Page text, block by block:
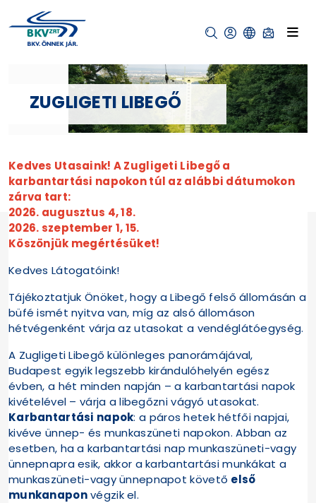
ZUGLIGETI LIBEGŐ
Kedves Utasaink! A Zugligeti Libegő a
karbantartási napokon túl az alábbi dátumokon
zárva tart:
2026. augusztus 4, 18.
2026. szeptember 1, 15.
Köszönjük megértésüket!
Kedves Látogatóink!
Tájékoztatjuk Önöket, hogy a Libegő felső állomásán a
büfé ismét nyitva van, míg az alsó állomáson
hétvégenként várja az utasokat a vendéglátóegység.
A Zugligeti Libegő különleges panorámájával,
Budapest egyik legszebb kirándulóhelyén egész
évben, a hét minden napján – a karbantartási napok
kivételével – várja a libegőzni vágyó utasokat.
Karbantartási napok: a páros hetek hétfői napjai,
kivéve ünnep- és munkaszüneti napokon. Abban az
esetben, ha a karbantartási nap munkaszüneti-vagy
ünnepnapra esik, akkor a karbantartási munkákat a
munkaszüneti-vagy ünnepnapot követő első
munkanaponvégzik el.